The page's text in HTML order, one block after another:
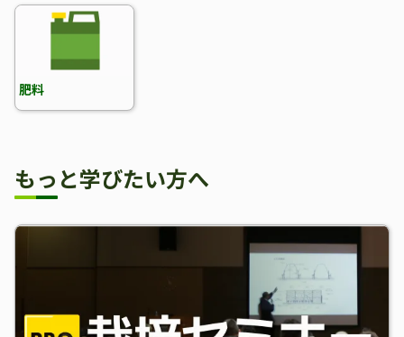
肥料
もっと学びたい方へ